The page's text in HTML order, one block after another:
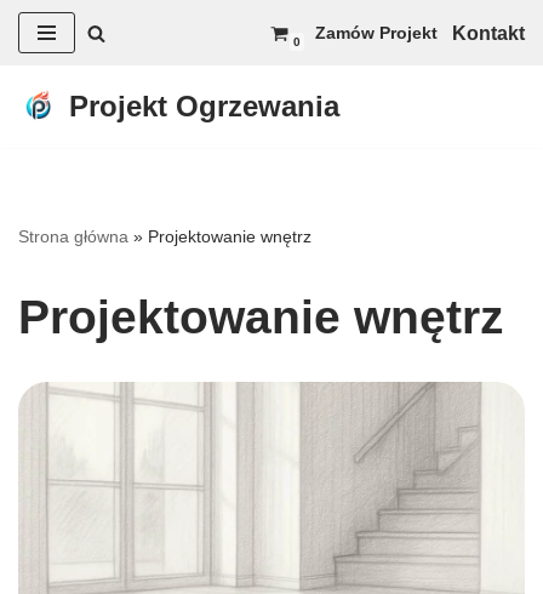
do
0 Zamów Projekt Kontakt
Projekt Ogrzewania
Strona główna » Projektowanie wnętrz
Projektowanie wnętrz